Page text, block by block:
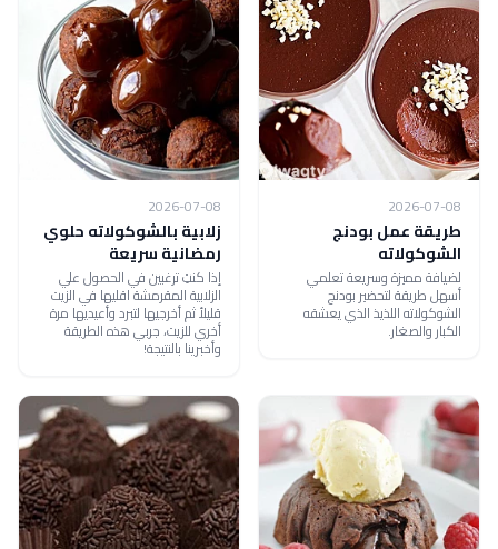
2026-07-08
طريقة عمل بودنج
الشوكولاته
لضيافة مميزة وسريعة تعلمي
أسهل طريقة لتحضير بودنج
الشوكولاته اللذيذ الذي يعشقه
الكبار والصغار.
2026-07-08
زلابية بالشوكولاته حلوي
رمضانية سريعة
إذا كنتِ ترغبين في الحصول علي
الزلابية المقرمشة اقليها في الزيت
قليلأ ثم أخرجيها لتبرد وأعيديها مرة
أخري للزيت، جربي هذه الطريقة
وأخبرينا بالنتيجة!